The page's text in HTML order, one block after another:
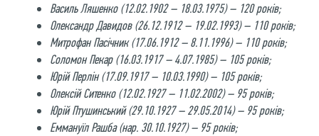
Василь Ляшенко (12.02.1902 – 18.03.1975) – 120 років;
Олександр Давидов (26.12.1912 – 19.02.1993) – 110 років;
Митрофан Пасічник (17.06.1912 – 8.11.1996) – 110 років;
Соломон Пекар (16.03.1917 – 4.07.1985) – 105 років;
Юрій Перлін (17.09.1917 – 10.03.1990) – 105 років;
Олексій Ситенко (12.02.1927 – 11.02.2002) – 95 років;
Юрій Птушинський (29.10.1927 – 29.05.2014) – 95 років;
Еммануїл Рашба (нар. 30.10.1927) – 95 років;